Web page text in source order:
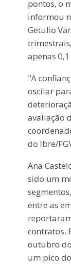
pontos, o
informou
Getulio
apenas
"A
oscilar
avaliação
do Ibre/
Ana
sido um
entre as
contratos.
outubro
um pico